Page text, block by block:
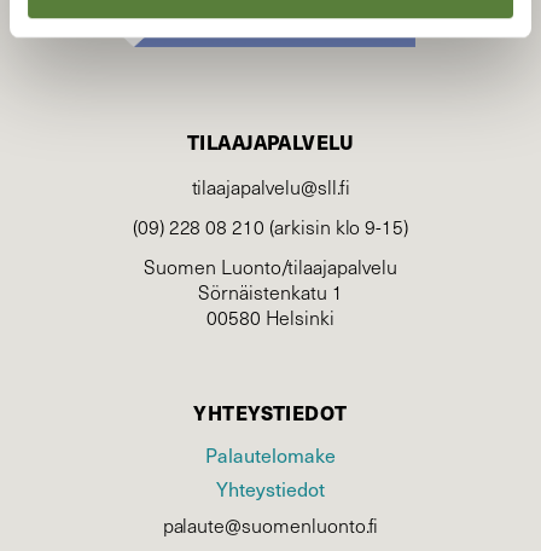
TILAAJAPALVELU
tilaajapalvelu@sll.fi
(09) 228 08 210 (arkisin klo 9-15)
Suomen Luonto/tilaajapalvelu
Sörnäistenkatu 1
00580 Helsinki
YHTEYSTIEDOT
Palautelomake
Yhteystiedot
palaute@suomenluonto.fi